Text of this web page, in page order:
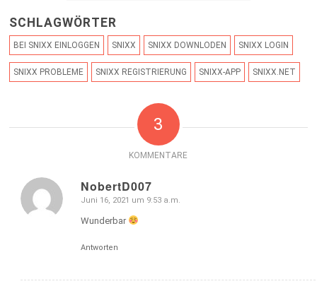
SCHLAGWÖRTER
BEI SNIXX EINLOGGEN SNIXX SNIXX DOWNLODEN SNIXX LOGIN
SNIXX PROBLEME SNIXX REGISTRIERUNG SNIXX-APP SNIXX.NET
3
KOMMENTARE
NobertD007
sagte:
Juni 16, 2021 um 9:53 a.m.
Wunderbar
Antworten